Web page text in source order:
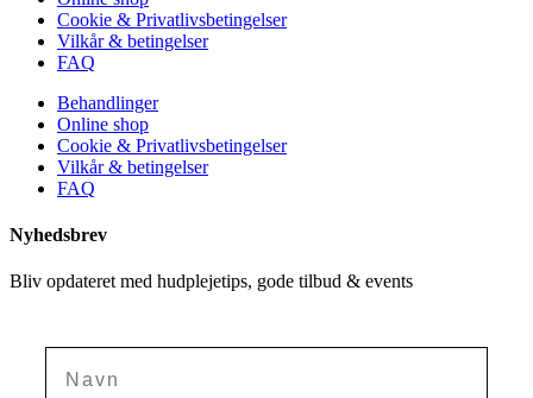
Cookie & Privatlivsbetingelser
Vilkår & betingelser
FAQ
Behandlinger
Online shop
Cookie & Privatlivsbetingelser
Vilkår & betingelser
FAQ
Nyhedsbrev
Bliv opdateret med hudplejetips, gode tilbud & events